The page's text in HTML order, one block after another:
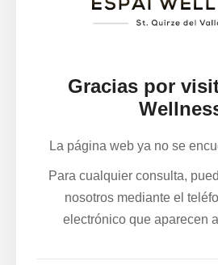
Gracias por
La página web ya no se
Para cualquier consulta,
nosotros mediante el
electrónico que aparecen